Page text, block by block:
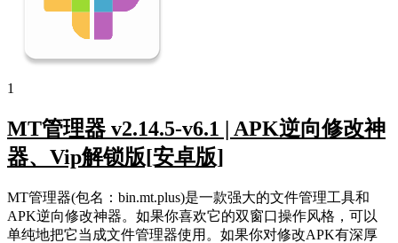
1
MT管理器 v2.14.5-v6.1 | APK逆向修改神
器、Vip解锁版[安卓版]
MT管理器(包名：bin.mt.plus)是一款强大的文件管理工具和
APK逆向修改神器。如果你喜欢它的双窗口操作风格，可以
单纯地把它当成文件管理器使用。如果你对修改APK有深厚